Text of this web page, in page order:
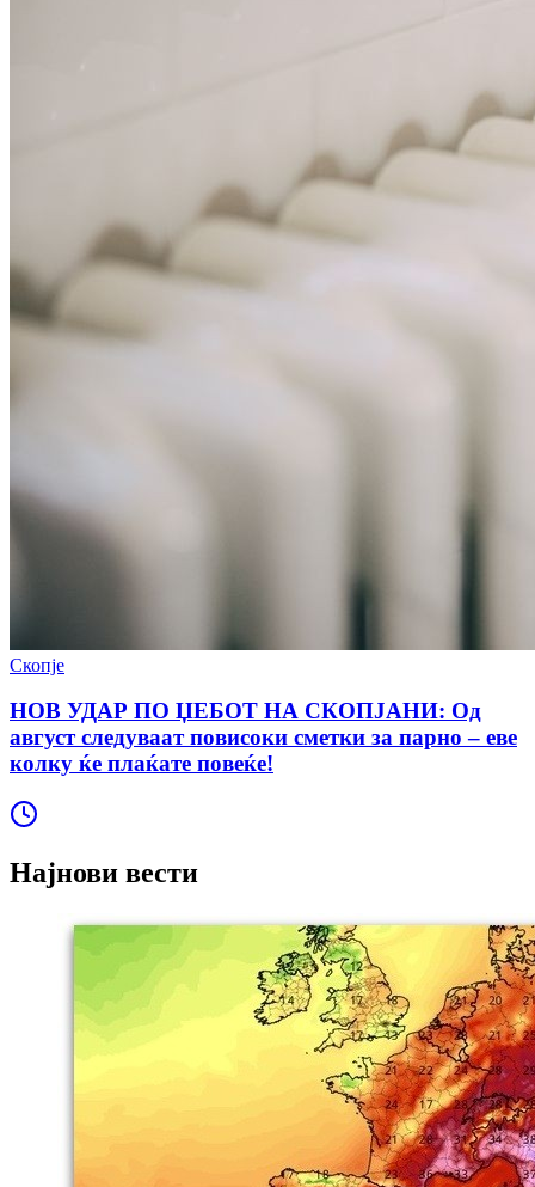
Скопје
НОВ УДАР ПО ЏЕБОТ НА СКОПЈАНИ: Од
август следуваат повисоки сметки за парно – еве
колку ќе плаќате повеќе!
Најнови вести